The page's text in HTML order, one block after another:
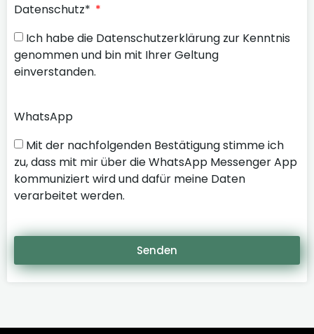
Datenschutz*
Ich habe die Datenschutzerklärung zur Kenntnis
genommen und bin mit Ihrer Geltung
einverstanden.
WhatsApp
Mit der nachfolgenden Bestätigung stimme ich
zu, dass mit mir über die WhatsApp Messenger App
kommuniziert wird und dafür meine Daten
verarbeitet werden.
Senden